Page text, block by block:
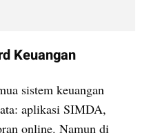
Keuangan
sistem keuangan
aplikasi SIMDA,
online. Namun di